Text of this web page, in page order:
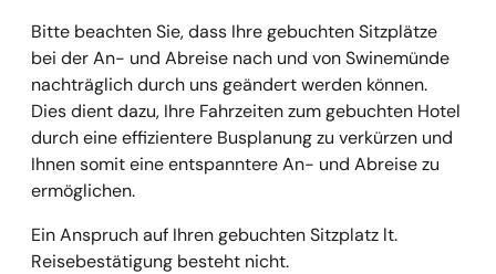
Bitte beachten Sie, dass Ihre gebuchten Sitzplätze
bei der An- und Abreise nach und von Swinemünde
nachträglich durch uns geändert werden können.
Dies dient dazu, Ihre Fahrzeiten zum gebuchten Hotel
durch eine effizientere Busplanung zu verkürzen und
Ihnen somit eine entspanntere An- und Abreise zu
ermöglichen.
Ein Anspruch auf Ihren gebuchten Sitzplatz lt.
Reisebestätigung besteht nicht.